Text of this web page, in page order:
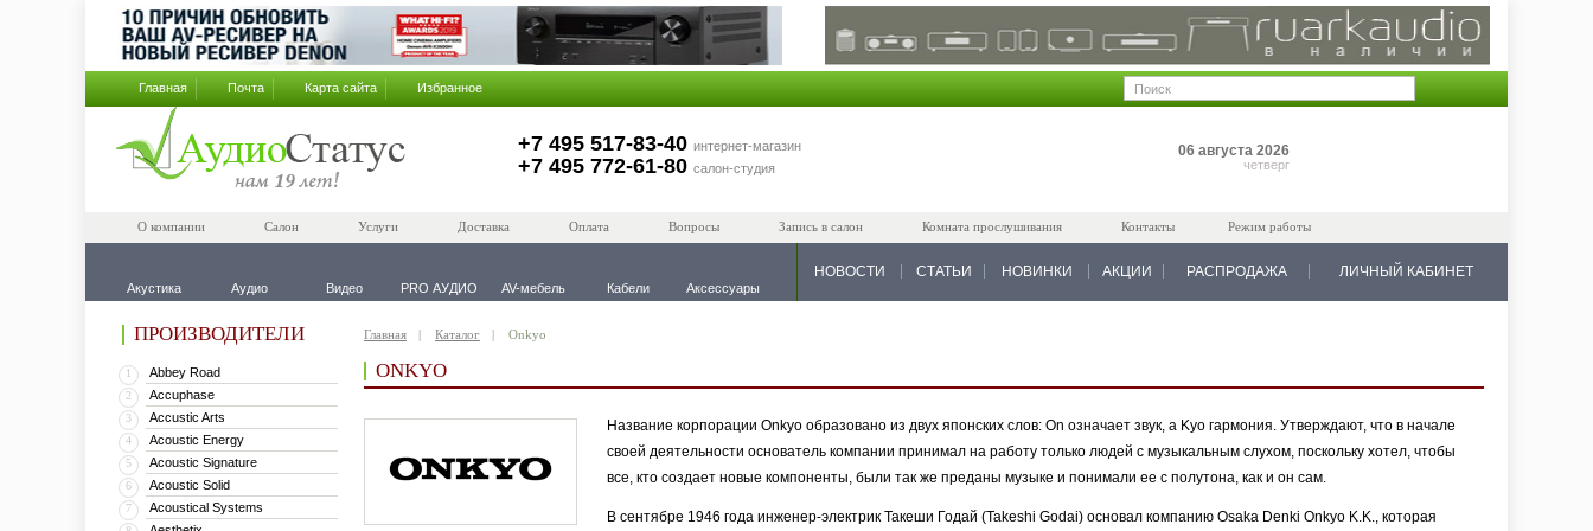
Главная Почта Карта сайта Избранное
+7 495 517-83-40 интернет-магазин
+7 495 772-61-80 салон-студия
06 августа 2026
четверг
О компании Салон Услуги Доставка Оплата Вопросы Запись в салон Комната прослушивания Контакты Режим работы
Акустика Аудио Видео PRO АУДИО AV-мебель Кабели Аксессуары
НОВОСТИ СТАТЬИ НОВИНКИ АКЦИИ РАСПРОДАЖА ЛИЧНЫЙ КАБИНЕТ
ПРОИЗВОДИТЕЛИ
1 Abbey Road
2 Accuphase
3 Accustic Arts
4 Acoustic Energy
5 Acoustic Signature
6 Acoustic Solid
7 Acoustical Systems
Главная Каталог Onkyo
ONKYO
Название корпорации Onkyo образовано из двух японских слов: On означает звук, а Kyo гармония. Утверждают, что в начале
своей деятельности основатель компании принимал на работу только людей с музыкальным слухом, поскольку хотел, чтобы
все, кто создает новые компоненты, были так же преданы музыке и понимали ее с полутона, как и он сам.
В сентябре 1946 года инженер-электрик Такеши Годай (Takeshi Godai) основал компанию Osaka Denki Onkyo K.K., которая